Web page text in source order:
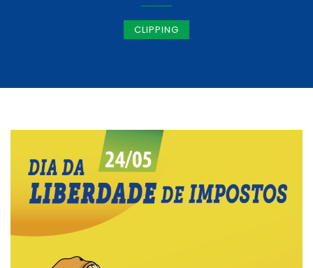
CLIPPING